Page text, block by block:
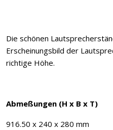
Die schönen
Erscheinungsbild der
richtige Höhe.
Abmeßungen (H x B x T)
916.50 x 240 x 280 mm